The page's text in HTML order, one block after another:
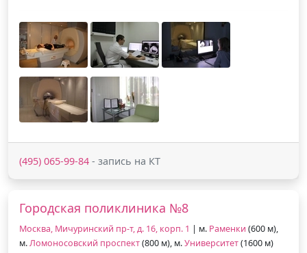
(495) 065-99-84 - запись на КТ
Городская поликлиника №8
Москва, Мичуринский пр-т, д. 16, корп. 1 | м. Раменки (600 м),
м.Ломоносовский проспект(800 м), м.Университет(1600 м)